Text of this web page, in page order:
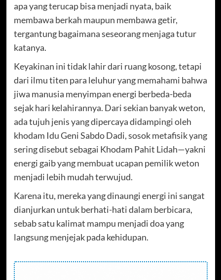
apa yang terucap bisa menjadi nyata, baik
membawa berkah maupun membawa getir,
tergantung bagaimana seseorang menjaga tutur
katanya.
Keyakinan ini tidak lahir dari ruang kosong, tetapi
dari ilmu titen para leluhur yang memahami bahwa
jiwa manusia menyimpan energi berbeda-beda
sejak hari kelahirannya. Dari sekian banyak weton,
ada tujuh jenis yang dipercaya didampingi oleh
khodam Idu Geni Sabdo Dadi, sosok metafisik yang
sering disebut sebagai Khodam Pahit Lidah—yakni
energi gaib yang membuat ucapan pemilik weton
menjadi lebih mudah terwujud.
Karena itu, mereka yang dinaungi energi ini sangat
dianjurkan untuk berhati-hati dalam berbicara,
sebab satu kalimat mampu menjadi doa yang
langsung menjejak pada kehidupan.